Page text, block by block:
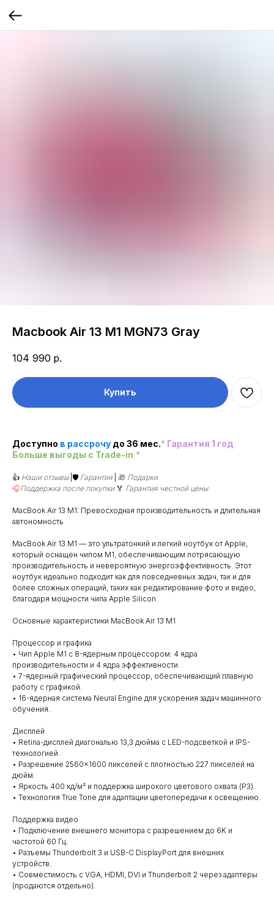
Macbook Air 13 M1 MGN73 Gray
104 990 р.
Купить
Доступно в рассрочу до 36 мес.* Гарантия 1 год
Больше выгоды c Trade-in *
👍 Наши отзывы |🛡️ Гарантия 🎁 Подарки
🎧Поддержка после покупки 🏅 Гарантия честной цены
MacBook Air 13 M1: Превосходная производительность и длительная
автономность
MacBook Air 13 M1 — это ультратонкий и легкий ноутбук от Apple,
который оснащен чипом M1, обеспечивающим потрясающую
производительность и невероятную энергоэффективность. Этот
ноутбук идеально подходит как для повседневных задач, так и для
более сложных операций, таких как редактирование фото и видео,
благодаря мощности чипа Apple Silicon.
Основные характеристики MacBook Air 13 M1
Процессор и графика
• Чип Apple M1 с 8-ядерным процессором: 4 ядра
производительности и 4 ядра эффективности.
• 7-ядерный графический процессор, обеспечивающий плавную
работу с графикой.
• 16-ядерная система Neural Engine для ускорения задач машинного
обучения.
Дисплей
• Retina-дисплей диагональю 13,3 дюйма с LED-подсветкой и IPS-
технологией.
• Разрешение 2560×1600 пикселей с плотностью 227 пикселей на
дюйм.
• Яркость 400 кд/м² и поддержка широкого цветового охвата (P3).
• Технология True Tone для адаптации цветопередачи к освещению.
Поддержка видео
• Подключение внешнего монитора с разрешением до 6K и
частотой 60 Гц.
• Разъемы Thunderbolt 3 и USB-C DisplayPort для внешних
устройств.
• Совместимость с VGA, HDMI, DVI и Thunderbolt 2 через адаптеры
(продаются отдельно).